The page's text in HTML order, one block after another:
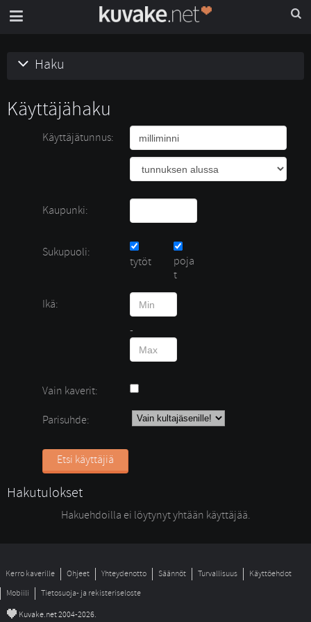
Haku
Käyttäjähaku
Käyttäjätunnus:
Kaupunki:
Sukupuoli:
tytöt
poja
t
Ikä:
-
Vain kaverit:
Parisuhde:
Etsi käyttäjiä
Hakutulokset
Hakuehdoilla ei löytynyt yhtään käyttäjää.
Kerro kaverille Ohjeet Yhteydenotto Säännöt Turvallisuus
Käyttöehdot
Mobiili
Tietosuoja- ja rekisteriseloste
© Kuvake.net 2004-2026.